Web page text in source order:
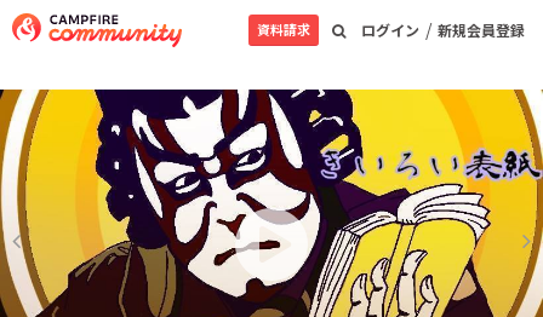
ログイン / 新規会員登録
資料請求